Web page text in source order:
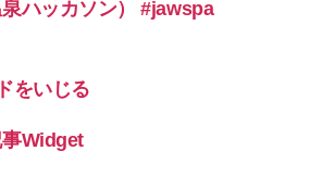
ハッカソン） #jawspa
をいじる
Widget